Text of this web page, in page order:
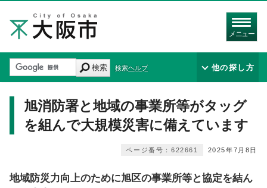
メニュー
検索 検索ヘルプ 他の探し方
旭消防署と地域の事業所等がタッグ
を組んで大規模災害に備えています
2025年7月8日
ページ番号：622661
地域防災力向上のために旭区の事業所等と協定を結ん